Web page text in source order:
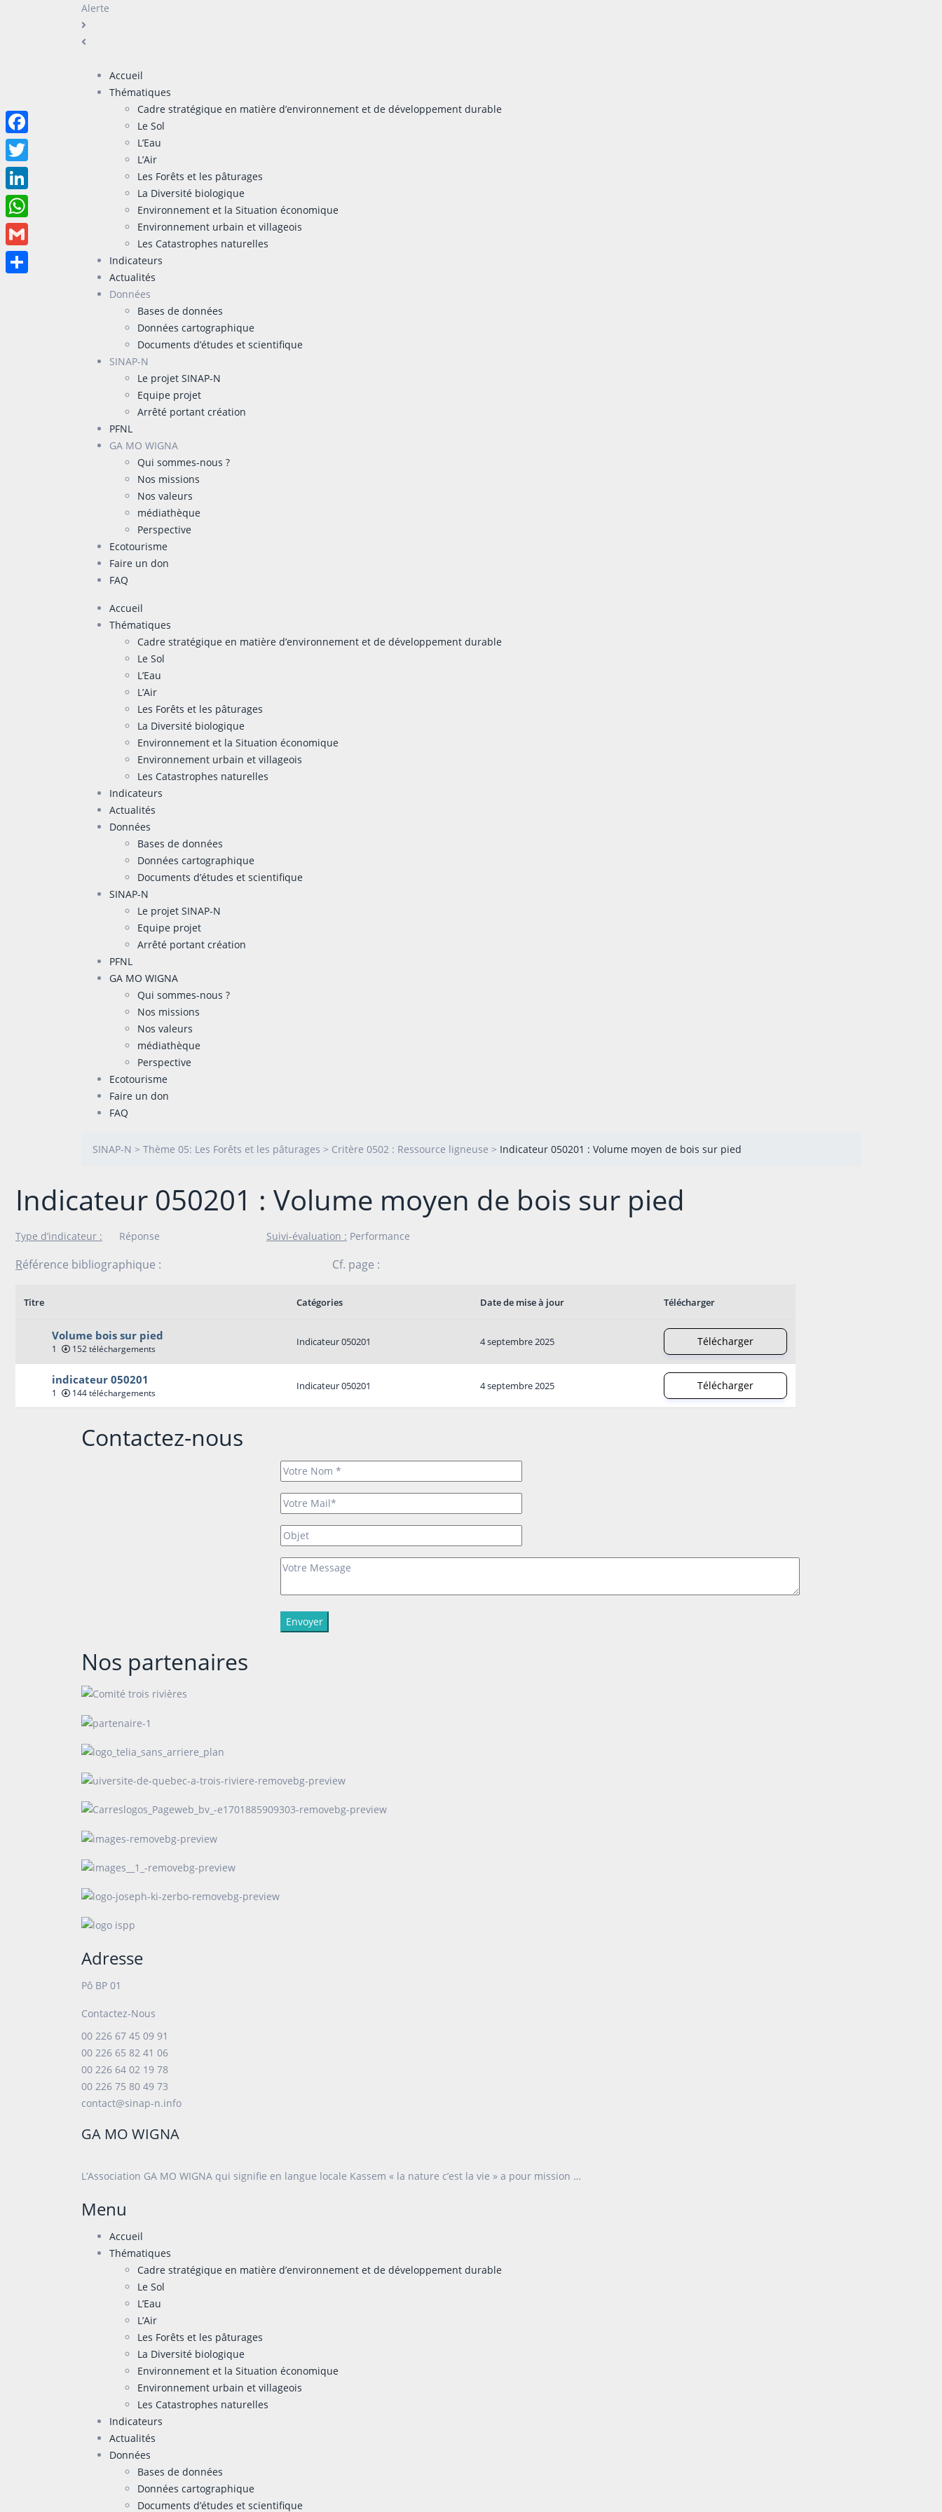
Alerte
Accueil
Thématiques
Cadre stratégique en matière d’environnement et de développement durable
Le Sol
L’Eau
L’Air
Les Forêts et les pâturages
La Diversité biologique
Environnement et la Situation économique
Environnement urbain et villageois
Les Catastrophes naturelles
Indicateurs
Actualités
Données
Bases de données
Données cartographique
Documents d’études et scientifique
SINAP-N
Le projet SINAP-N
Equipe projet
Arrêté portant création
PFNL
GA MO WIGNA
Qui sommes-nous ?
Nos missions
Nos valeurs
médiathèque
Perspective
Ecotourisme
Faire un don
FAQ
Accueil
Thématiques
Cadre stratégique en matière d’environnement et de développement durable
Le Sol
L’Eau
L’Air
Les Forêts et les pâturages
La Diversité biologique
Environnement et la Situation économique
Environnement urbain et villageois
Les Catastrophes naturelles
Indicateurs
Actualités
Données
Bases de données
Données cartographique
Documents d’études et scientifique
SINAP-N
Le projet SINAP-N
Equipe projet
Arrêté portant création
PFNL
GA MO WIGNA
Qui sommes-nous ?
Nos missions
Nos valeurs
médiathèque
Perspective
Ecotourisme
Faire un don
FAQ
SINAP-N > Thème 05: Les Forêts et les pâturages > Critère 0502 : Ressource ligneuse > Indicateur 050201 : Volume moyen de bois sur pied
Indicateur 050201 : Volume moyen de bois sur pied
Type d’indicateur : Réponse Suivi-évaluation : Performance
Référence bibliographique : Cf. page :
Titre Catégories Date de mise à jour Télécharger
Volume bois sur pied
1 152 téléchargements
Indicateur 050201 4 septembre 2025 Télécharger
indicateur 050201
1 144 téléchargements
Indicateur 050201 4 septembre 2025 Télécharger
Contactez-nous
Nos partenaires
Adresse
Pô BP 01
Contactez-Nous
00 226 67 45 09 91
00 226 65 82 41 06
00 226 64 02 19 78
00 226 75 80 49 73
contact@sinap-n.info
GA MO WIGNA
L’Association GA MO WIGNA qui signifie en langue locale Kassem « la nature c’est la vie » a pour mission …
Menu
Accueil
Thématiques
Cadre stratégique en matière d’environnement et de développement durable
Le Sol
L’Eau
L’Air
Les Forêts et les pâturages
La Diversité biologique
Environnement et la Situation économique
Environnement urbain et villageois
Les Catastrophes naturelles
Indicateurs
Actualités
Données
Bases de données
Données cartographique
Documents d’études et scientifique
Facebook
Twitter
LinkedIn
WhatsApp
Gmail